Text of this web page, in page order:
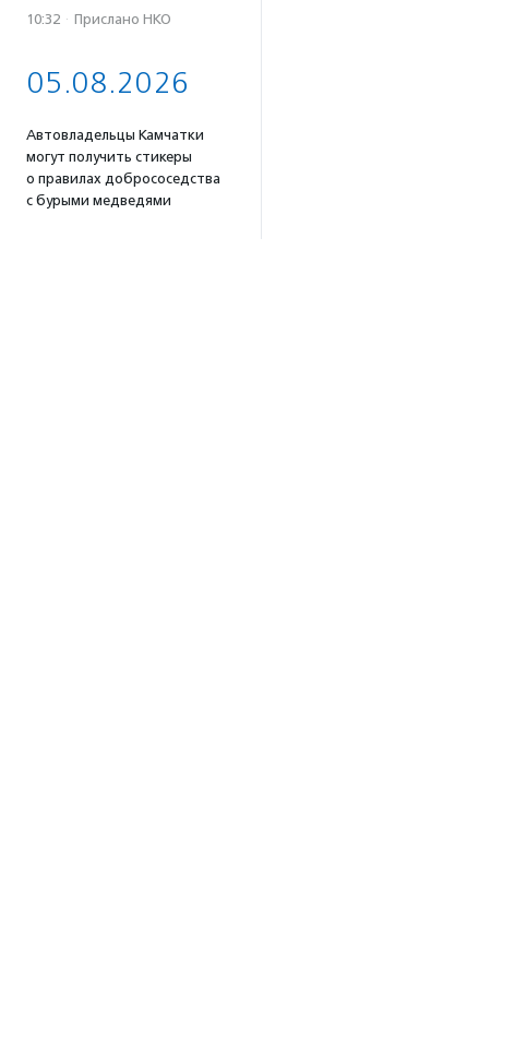
10:32 · Прислано НКО
05.08.2026
Автовладельцы Камчатки
могут получить стикеры
о правилах добрососедства
с бурыми медведями